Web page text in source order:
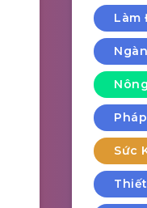
Làm
Sức